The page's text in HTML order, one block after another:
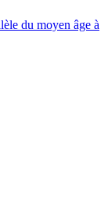
du moyen âge à